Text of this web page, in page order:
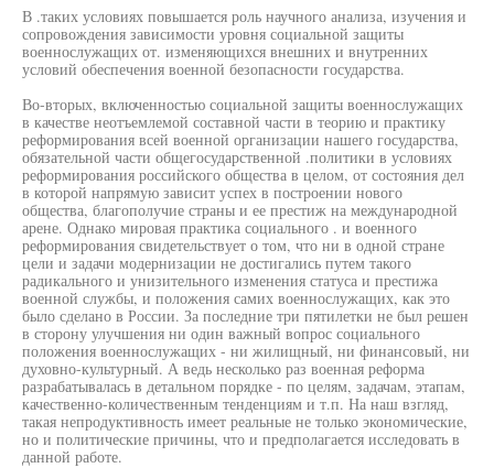
В .таких условиях повышается роль научного анализа, изучения и
сопровождения зависимости уровня социальной защиты
военнослужащих от. изменяющихся внешних и внутренних
условий обеспечения военной безопасности государства.
Во-вторых, включенностью социальной защиты военнослужащих
в качестве неотъемлемой составной части в теорию и практику
реформирования всей военной организации нашего государства,
обязательной части общегосударственной .политики в условиях
реформирования российского общества в целом, от состояния дел
в которой напрямую зависит успех в построении нового
общества, благополучие страны и ее престиж на международной
арене. Однако мировая практика социального . и военного
реформирования свидетельствует о том, что ни в одной стране
цели и задачи модернизации не достигались путем такого
радикального и унизительного изменения статуса и престижа
военной службы, и положения самих военнослужащих, как это
было сделано в России. За последние три пятилетки не был решен
в сторону улучшения ни один важный вопрос социального
положения военнослужащих - ни жилищный, ни финансовый, ни
духовно-культурный. А ведь несколько раз военная реформа
разрабатывалась в детальном порядке - по целям, задачам, этапам,
качественно-количественным тенденциям и т.п. На наш взгляд,
такая непродуктивность имеет реальные не только экономические,
но и политические причины, что и предполагается исследовать в
данной работе.